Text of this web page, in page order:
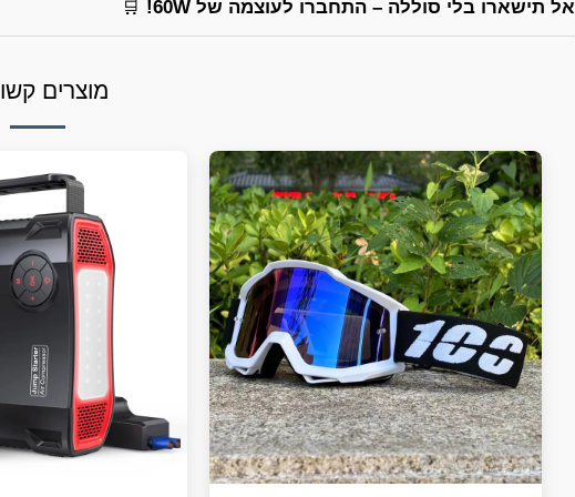
אל תישארו בלי סוללה – התחברו לעוצמה של 60W! 🛒
מוצרים